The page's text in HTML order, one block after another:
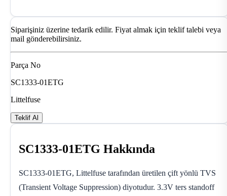
Siparişiniz üzerine tedarik edilir. Fiyat almak için teklif talebi veya
mail gönderebilirsiniz.
Parça No
SC1333-01ETG
Littelfuse
Teklif Al
SC1333-01ETG Hakkında
SC1333-01ETG, Littelfuse tarafından üretilen çift yönlü TVS
(Transient Voltage Suppression) diyotudur. 3.3V ters standoff